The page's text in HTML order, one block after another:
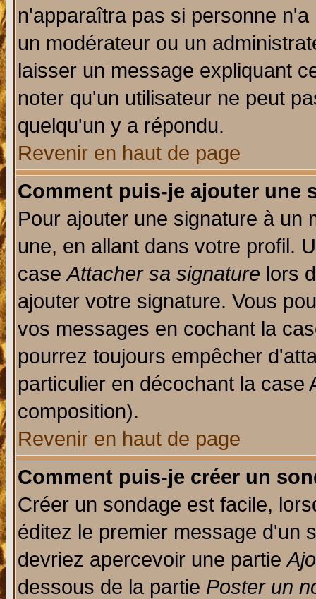
n'apparaîtra pas si personne
un modérateur ou un
laisser un message expliquant
noter qu'un utilisateur ne peut
quelqu'un y a répondu.
Revenir en haut de page
Comment puis-je ajouter une
Pour ajouter une signature à un
une, en allant dans votre profil.
caseAttacher sa signature lors
ajouter votre signature. Vous
vos messages en cochant la
pourrez toujours empêcher
particulier en décochant la
composition).
Revenir en haut de page
Comment puis-je créer un
Créer un sondage est facile,
éditez le premier message d'un
devriez apercevoir une partie
dessous de la partie Poster un